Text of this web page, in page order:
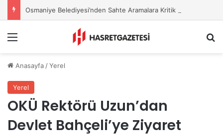
Osmaniye Belediyesi’nden Sahte Aramalara Kritik Uyarı
Anasayfa /Yerel
Yerel
OKÜ Rektörü Uzun’dan
Devlet Bahçeli’ye Ziyaret